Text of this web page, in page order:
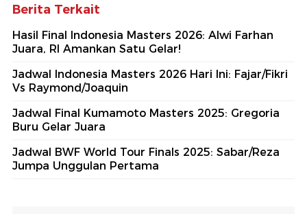
Berita Terkait
Hasil Final Indonesia Masters 2026: Alwi Farhan
Juara, RI Amankan Satu Gelar!
Jadwal Indonesia Masters 2026 Hari Ini: Fajar/Fikri
Vs Raymond/Joaquin
Jadwal Final Kumamoto Masters 2025: Gregoria
Buru Gelar Juara
Jadwal BWF World Tour Finals 2025: Sabar/Reza
Jumpa Unggulan Pertama